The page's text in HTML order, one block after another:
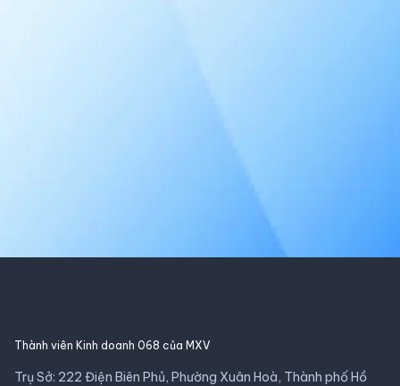
Thành viên Kinh doanh 068 của MXV
Trụ Sở: 222 Điện Biên Phủ, Phường Xuân Hoà, Thành phố Hồ